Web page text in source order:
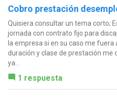
Cobro prestación
Quisiera consultar un tema corto;
jornada con contrato fijo para
la empresa si en su caso me fuera
duración y clase de prestación me
ya...
1 respuesta